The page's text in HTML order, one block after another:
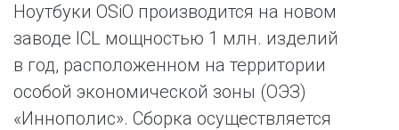
Ноутбуки OSiO производится на новом
заводе ICL мощностью 1 млн. изделий
в год, расположенном на территории
особой экономической зоны (ОЭЗ)
«Иннополис». Сборка осуществляется